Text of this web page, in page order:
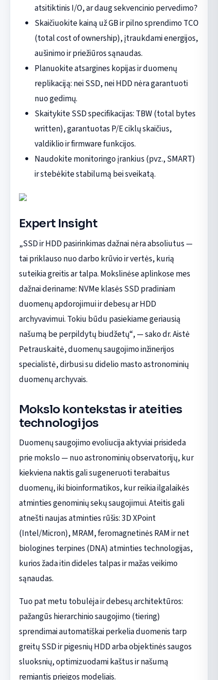
atsitiktinis I/O, ar daug sekvencinio pervedimo?
Skaičiuokite kainą už GB ir pilno sprendimo TCO
(total cost of ownership), įtraukdami energijos,
aušinimo ir priežiūros sąnaudas.
Planuokite atsargines kopijas ir duomenų
replikaciją: nei SSD, nei HDD nėra garantuoti
nuo gedimų.
Skaitykite SSD specifikacijas: TBW (total bytes
written), garantuotas P/E ciklų skaičius,
valdiklio ir firmware funkcijos.
Naudokite monitoringo įrankius (pvz., SMART)
ir stebėkite stabilumą bei sveikatą.
Expert Insight
„SSD ir HDD pasirinkimas dažnai nėra absoliutus —
tai priklauso nuo darbo krūvio ir vertės, kurią
suteikia greitis ar talpa. Mokslinėse aplinkose mes
dažnai deriname: NVMe klasės SSD pradiniam
duomenų apdorojimui ir debesų ar HDD
archyvavimui. Tokiu būdu pasiekiame geriausią
našumą be perpildytų biudžetų“, — sako dr. Aistė
Petrauskaitė, duomenų saugojimo inžinerijos
specialistė, dirbusi su didelio masto astronominių
duomenų archyvais.
Mokslo kontekstas ir ateities
technologijos
Duomenų saugojimo evoliucija aktyviai prisideda
prie mokslo — nuo astronominių observatorijų, kur
kiekviena naktis gali sugeneruoti terabaitus
duomenų, iki bioinformatikos, kur reikia ilgalaikės
atminties genominių sekų saugojimui. Ateitis gali
atnešti naujas atminties rūšis: 3D XPoint
(Intel/Micron), MRAM, feromagnetinės RAM ir net
biologines terpines (DNA) atminties technologijas,
kurios žada itin dideles talpas ir mažas veikimo
sąnaudas.
Tuo pat metu tobulėja ir debesų architektūros:
pažangūs hierarchinio saugojimo (tiering)
sprendimai automatiškai perkelia duomenis tarp
greitų SSD ir pigesnių HDD arba objektinės saugos
sluoksnių, optimizuodami kaštus ir našumą
remiantis prieigos modeliais.